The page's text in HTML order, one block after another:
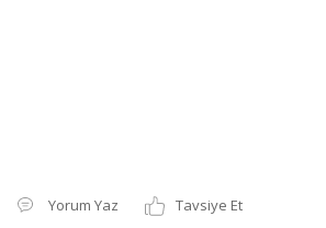
Yorum Yaz
Tavsiye Et